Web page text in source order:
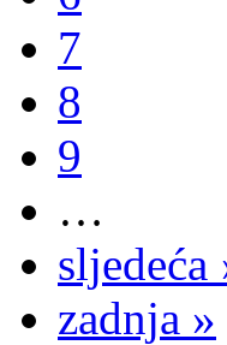
7
8
9
…
sljedeća
zadnja »